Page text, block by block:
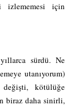
izlememesi için
sürdü. Ne
utanıyorum)
kötülüğe
biraz daha sinirli,